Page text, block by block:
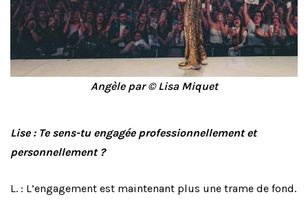
Angèle par © Lisa Miquet
Lise : Te sens-tu engagée professionnellement et
personnellement ?
L. : L’engagement est maintenant plus une trame de fond.